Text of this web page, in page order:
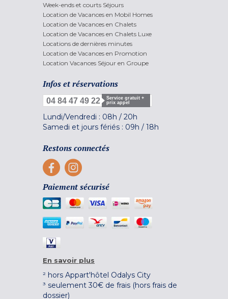
Week-ends et courts Séjours
Location de Vacances en Mobil Homes
Location de Vacances en Chalets
Location de Vacances en Chalets Luxe
Locations de dernières minutes
Location de Vacances en Promotion
Location Vacances Séjour en Groupe
Infos et réservations
04 84 47 49 22
Service gratuit +
prix appel
Lundi/Vendredi : 08h / 20h
Samedi et jours fériés : 09h / 18h
Restons connectés
Paiement sécurisé
En savoir plus
² hors Appart'hôtel Odalys City
³ seulement 30€ de frais (hors frais de
dossier)